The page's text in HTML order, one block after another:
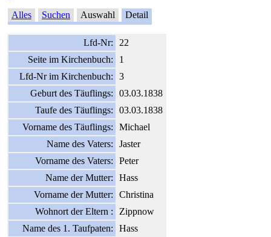
Alles Suchen Auswahl Detail
Lfd-Nr:
22
Seite im Kirchenbuch:
1
Lfd-Nr im Kirchenbuch:
3
Geburt des Täuflings:
03.03.1838
Taufe des Täuflings:
03.03.1838
Vorname des Täuflings:
Michael
Name des Vaters:
Jaster
Vorname des Vaters:
Peter
Name der Mutter:
Hass
Vorname der Mutter:
Christina
Wohnort der Eltern :
Zippnow
Name des 1. Taufpaten:
Hass